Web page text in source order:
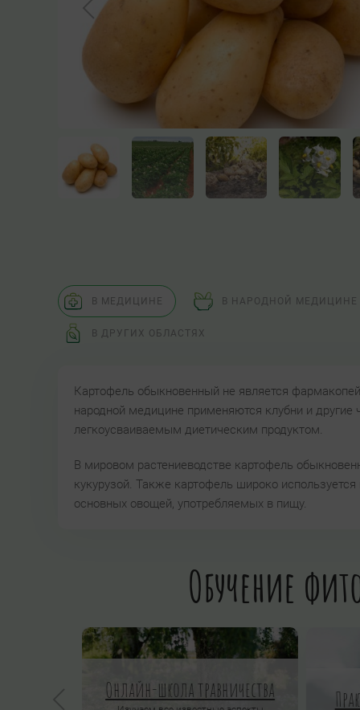
В МЕДИЦИНЕ В НАРОДНОЙ МЕДИЦИНЕ
В ДРУГИХ ОБЛАСТЯХ
Картофель обыкновенный не является
народной медицине применяются клубни и
легкоусваиваемым диетическим продуктом.
В мировом растениеводстве картофель
кукурузой. Также картофель широко
основных овощей, употребляемых в пищу.
Обучение
Онлайн-школа травничества